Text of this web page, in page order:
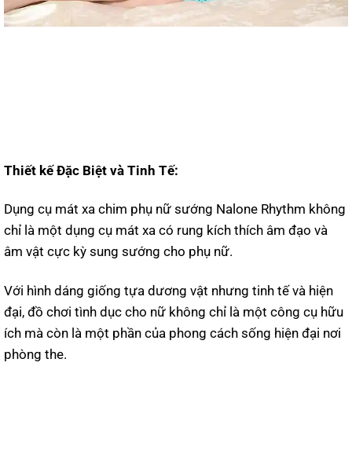
Thiết kế Đặc Biệt và Tinh Tế:
Dụng cụ mát xa chim phụ nữ sướng Nalone Rhythm không
chỉ là một dụng cụ mát xa có rung kích thích âm đạo và
âm vật cực kỳ sung sướng cho phụ nữ.
Với hình dáng giống tựa dương vật nhưng tinh tế và hiện
đại, đồ chơi tình dục cho nữ không chỉ là một công cụ hữu
ích mà còn là một phần của phong cách sống hiện đại nơi
phòng the.